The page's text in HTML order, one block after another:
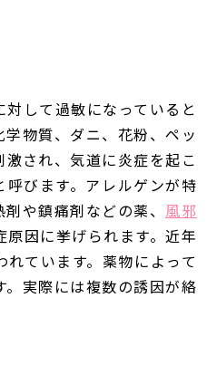
して過敏になっていると
物質、ダニ、花粉、ペッ
され、気道に炎症を起こ
びます。アレルゲンが特
や鎮痛剤などの薬、 風邪
因に挙げられます。近年
ています。薬物によって
実際には複数の誘因が絡